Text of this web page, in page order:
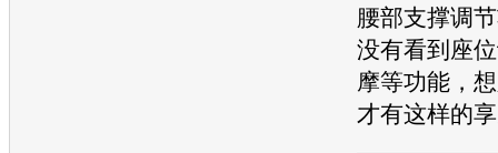
腰部支撑调
没有看到座
摩等功能，
才有这样的